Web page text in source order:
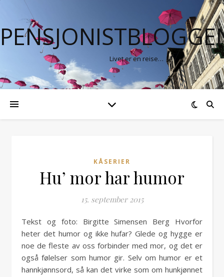
Livet er en reise…
KÅSERIER
Hu’ mor har humor
15. september 2015
Tekst og foto: Birgitte Simensen Berg Hvorfor
heter det humor og ikke hufar? Glede og hygge er
noe de fleste av oss forbinder med mor, og det er
også følelser som humor gir. Selv om humor er et
hannkjønnsord, så kan det virke som om hunkjønnet